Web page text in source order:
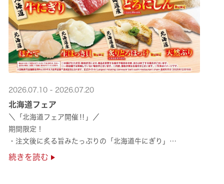
2026.07.10 - 2026.07.20
北海道フェア
＼「北海道フェア開催‼」／
期間限定！
・注文後に炙る旨みたっぷりの「北海道牛にぎり」
・濃厚な甘みの「北海道ほたて」
続きを読む